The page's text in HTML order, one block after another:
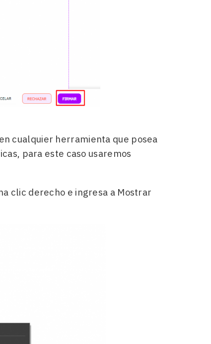
cualquier herramienta que posea
para este caso usaremos
clic derecho e ingresa a Mostrar